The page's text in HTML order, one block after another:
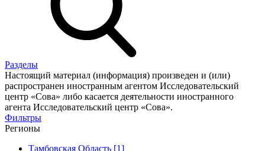
Разделы
Настоящий материал (информация) произведен и (или)
распространен иностранным агентом Исследовательский
центр «Сова» либо касается деятельности иностранного
агента Исследовательский центр «Сова».
Фильтры
Регионы
Тамбовская Область [1]